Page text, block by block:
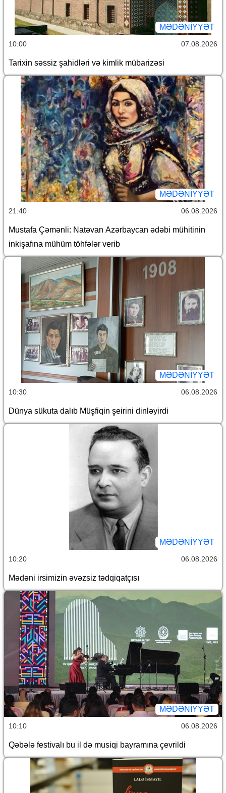
MƏDƏNIYYƏT
10:00 07.08.2026
Tarixin səssiz şahidləri və kimlik mübarizəsi
MƏDƏNIYYƏT
21:40 06.08.2026
Mustafa Çəmənli: Natəvan Azərbaycan ədəbi mühitinin
inkişafına mühüm töhfələr verib
MƏDƏNIYYƏT
10:30 06.08.2026
Dünya sükuta dalıb Müşfiqin şeirini dinləyirdi
MƏDƏNIYYƏT
10:20 06.08.2026
Mədəni irsimizin əvəzsiz tədqiqatçısı
MƏDƏNIYYƏT
10:10 06.08.2026
Qəbələ festivalı bu il də musiqi bayramına çevrildi